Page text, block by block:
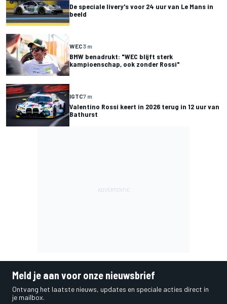
De speciale livery's voor 24 uur van Le Mans in
beeld
WEC3 m
BMW benadrukt: "WEC blijft sterk
kampioenschap, ook zonder Rossi"
IGTC7 m
Valentino Rossi keert in 2026 terug in 12 uur van
Bathurst
Meld je aan voor onze nieuwsbrief
Ontvang het laatste nieuws, updates en speciale acties direct in
je mailbox.